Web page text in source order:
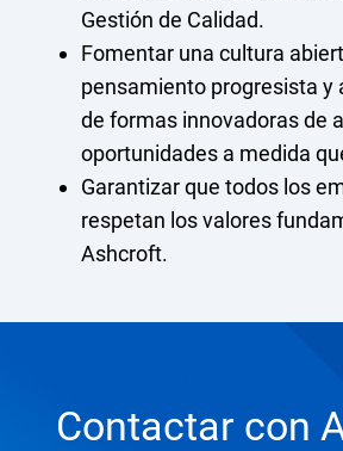
Gestión de Calidad.
Fomentar una cultura
pensamiento progresista y
de formas innovadoras de
oportunidades a medida
Garantizar que todos los
respetan los valores
Ashcroft.
Contactar con